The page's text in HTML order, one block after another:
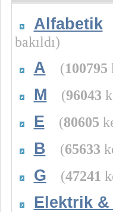
Alfabetik
bakıldı)
A (100795
M (96043
E (80605
B (65633
G (47241
Elektrik